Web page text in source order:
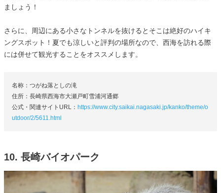
ましょう！
さらに、周辺にある小さなトンネルを抜けるとそこは絶好のハイキ
ングスポット！夏でも涼しいと評判の場所なので、西海を訪れる際
には併せて観光することをオススメします。
名称：つがね落としの滝
住所：長崎県西海市大瀬戸町雪浦河通郷
公式・関連サイトURL： https://www.city.saikai.nagasaki.jp/kanko/theme/o
utdoor/2/5611.html
10. 長崎バイオパーク